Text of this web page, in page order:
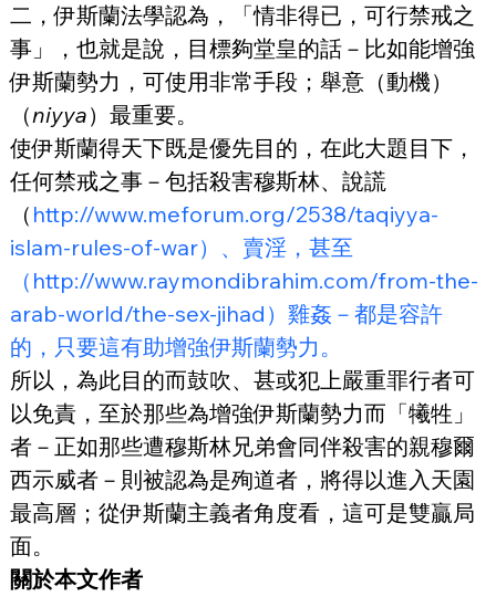
二，伊斯蘭法學認為，「情非得已，可行禁戒之
事」，也就是說，目標夠堂皇的話－比如能增強
伊斯蘭勢力，可使用非常手段；舉意（動機）
（niyya）最重要。
使伊斯蘭得天下既是優先目的，在此大題目下，
任何禁戒之事－包括殺害穆斯林、說謊
（ http://www.meforum.org/2538/taqiyya-
islam-rules-of-war）、賣淫，甚至
（http://www.raymondibrahim.com/from-the-
arab-world/the-sex-jihad）雞姦－都是容許
的，只要這有助增強伊斯蘭勢力。
所以，為此目的而鼓吹、甚或犯上嚴重罪行者可
以免責，至於那些為增強伊斯蘭勢力而「犧牲」
者－正如那些遭穆斯林兄弟會同伴殺害的親穆爾
西示威者－則被認為是殉道者，將得以進入天園
最高層；從伊斯蘭主義者角度看，這可是雙贏局
面。
關於本文作者